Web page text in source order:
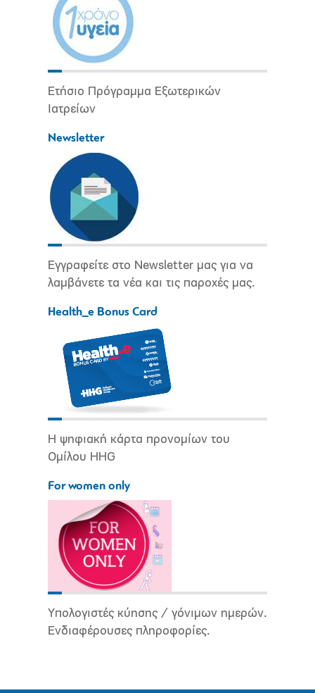
Ετήσιο Πρόγραμμα Εξωτερικών
Ιατρείων
Newsletter
Εγγραφείτε στο Newsletter μας για να
λαμβάνετε τα νέα και τις παροχές μας.
Health_e Bonus Card
Η ψηφιακή κάρτα προνομίων του
Ομίλου HHG
For women only
Υπολογιστές κύησης / γόνιμων ημερών.
Ενδιαφέρουσες πληροφορίες.